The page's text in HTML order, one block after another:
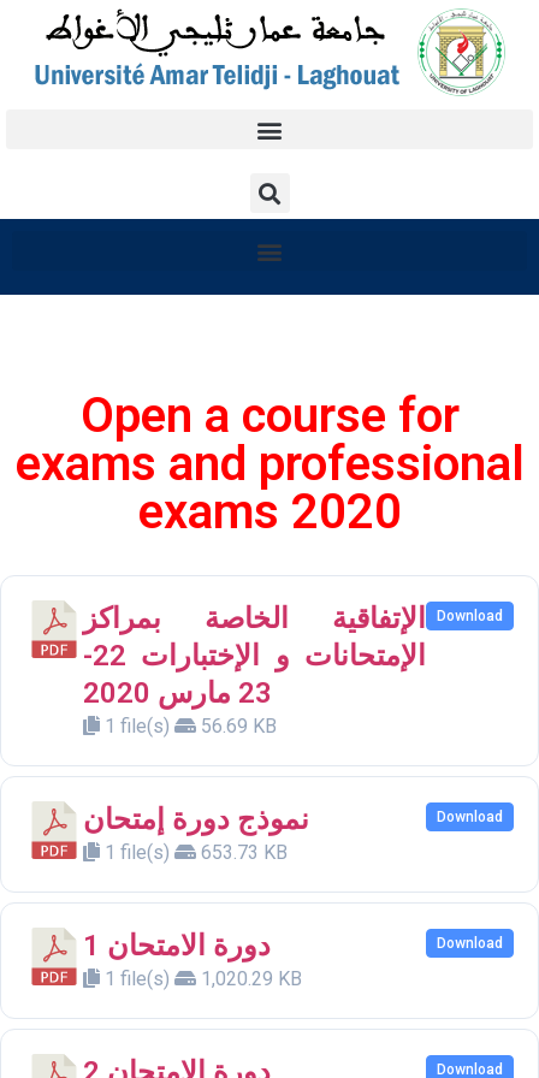
Open a course for
exams and professional
exams 2020
الإتفاقية الخاصة بمراكز
الإمتحانات و الإختبارات 22-
23 مارس 2020
1 file(s) 56.69 KB
Download
نموذج دورة إمتحان
1 file(s) 653.73 KB
Download
دورة الامتحان 1
1 file(s) 1,020.29 KB
Download
Download